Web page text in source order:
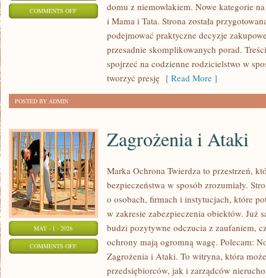
COMMENTS OFFON
NATURALNIE
domu z niemowlakiem. Nowe kategorie
i Mama i Tata. Strona została
podejmować praktyczne decyzje
przesadnie skomplikowanych porad.
spojrzeć na codzienne rodzicielstwo w
tworzyć presję [ Read More ]
POSTED BY ADMIN
MAY - 1 - 2026
COMMENTS OFFON
ZAGROŻENIA
Zagrożenia i Ataki
Marka Ochrona Twierdza to przestrzeń,
bezpieczeństwa w sposób zrozumiały.
o osobach, firmach i instytucjach, które
w zakresie zabezpieczenia obiektów. Już
budzi pozytywne odczucia z zaufaniem,
ochrony mają ogromną wagę. Polecam:
Zagrożenia i Ataki. To witryna, która
przedsiębiorców, jak i zarządców